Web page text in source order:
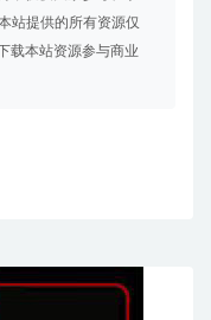
站提供的所有资源仅
载本站资源参与商业